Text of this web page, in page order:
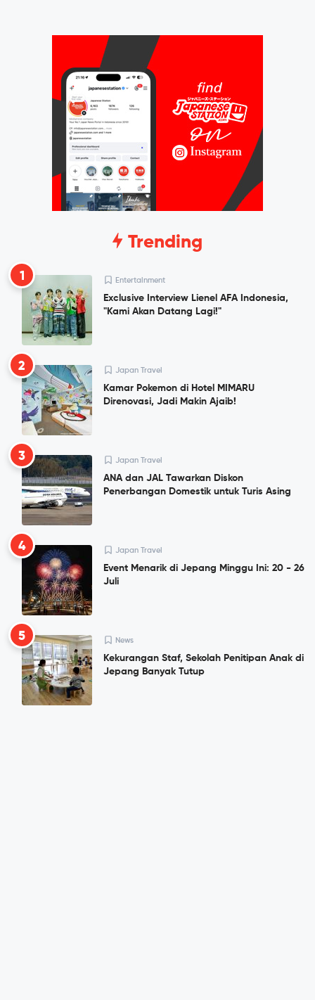
Trending
1 Entertainment
Exclusive Interview Lienel AFA Indonesia,
"Kami Akan Datang Lagi!"
2 Japan Travel
Kamar Pokemon di Hotel MIMARU
Direnovasi, Jadi Makin Ajaib!
3 Japan Travel
ANA dan JAL Tawarkan Diskon
Penerbangan Domestik untuk Turis Asing
4 Japan Travel
Event Menarik di Jepang Minggu Ini: 20 - 26
Juli
5 News
Kekurangan Staf, Sekolah Penitipan Anak di
Jepang Banyak Tutup